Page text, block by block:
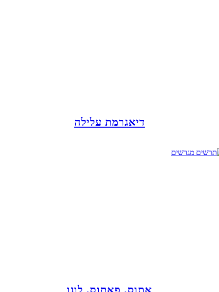
דיאגרמת עלילה